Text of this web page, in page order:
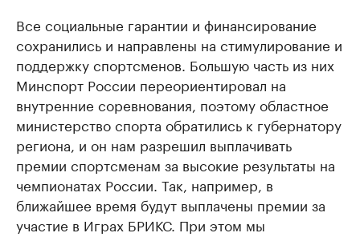
Все социальные гарантии и финансирование
сохранились и направлены на стимулирование и
поддержку спортсменов. Большую часть из них
Минспорт России переориентировал на
внутренние соревнования, поэтому областное
министерство спорта обратились к губернатору
региона, и он нам разрешил выплачивать
премии спортсменам за высокие результаты на
чемпионатах России. Так, например, в
ближайшее время будут выплачены премии за
участие в Играх БРИКС. При этом мы